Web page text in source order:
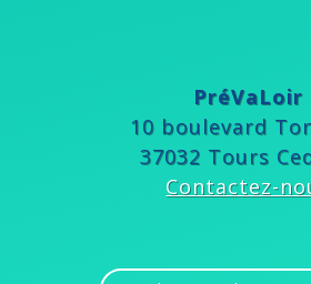
PréVaLoir
10 boulevard
37032 Tours
Contactez-